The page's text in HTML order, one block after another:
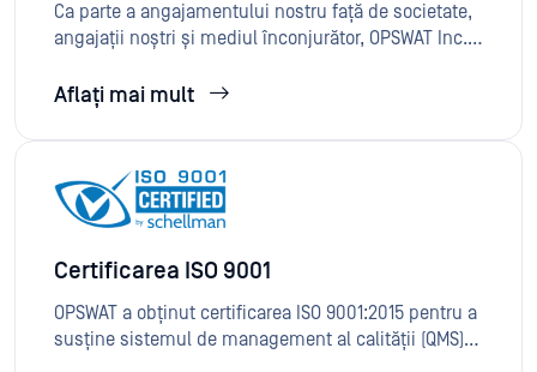
Ca parte a angajamentului nostru față de societate,
angajații noștri și mediul înconjurător, OPSWAT Inc.
sale de sustenabilitate prin EcoVadis. Evaluarea
patru teme principale: Mediu, Drepturile Muncii și
ale Omului, Etică și Achiziții Sustenabile. În cea mai
recentă evaluare EcoVadis, emisă pe 29 iulie 2024,
am obținut insigna „Angajat”, care demonstrează
Aflați mai mult
Certificarea ISO 9001
OPSWAT a obținut certificarea ISO 9001:2015 pentru a
susține sistemul de management al calității (QMS)